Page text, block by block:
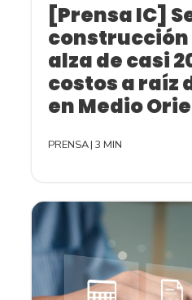
[Prensa IC]
alza de casi
costos a raíz
en Medio
PRENSA| 3 MIN